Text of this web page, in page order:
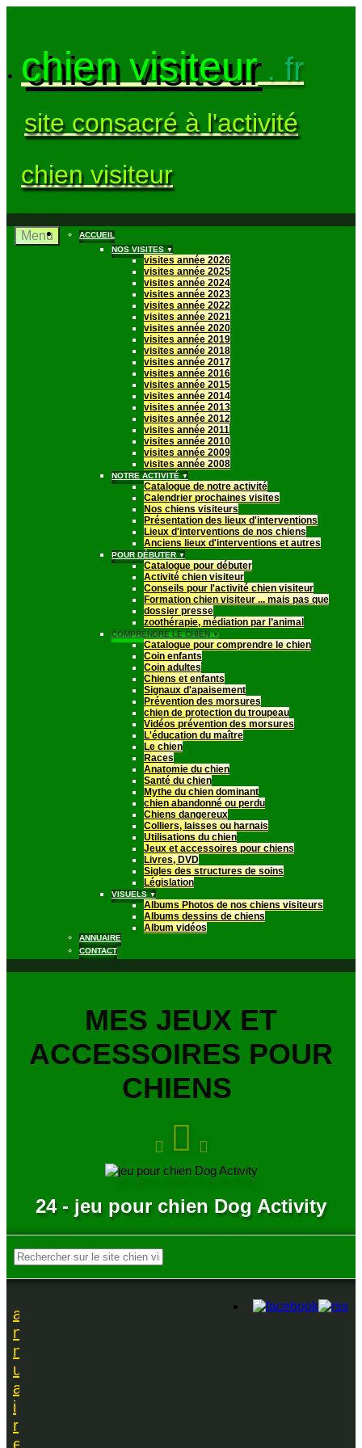
chien visiteur. fr
site consacré à l'activité
chien visiteur
Menu
ACCUEIL
NOS VISITES▼
visites année 2026
visites année 2025
visites année 2024
visites année 2023
visites année 2022
visites année 2021
visites année 2020
visites année 2019
visites année 2018
visites année 2017
visites année 2016
visites année 2015
visites année 2014
visites année 2013
visites année 2012
visites année 2011
visites année 2010
visites année 2009
visites année 2008
NOTRE ACTIVITÉ▼
Catalogue de notre activité
Calendrier prochaines visites
Nos chiens visiteurs
Présentation des lieux d'interventions
Lieux d'interventions de nos chiens
Anciens lieux d'interventions et autres
POUR DÉBUTER▼
Catalogue pour débuter
Activité chien visiteur
Conseils pour l'activité chien visiteur
Formation chien visiteur ... mais pas que
dossier presse
zoothérapie, médiation par l’animal
COMPRENDRE LE CHIEN▼
Catalogue pour comprendre le chien
Coin enfants
Coin adultes
Chiens et enfants
Signaux d'apaisement
Prévention des morsures
chien de protection du troupeau
Vidéos prévention des morsures
L'éducation du maître
Le chien
Races
Anatomie du chien
Santé du chien
Mythe du chien dominant
chien abandonné ou perdu
Chiens dangereux
Colliers, laisses ou harnais
Utilisations du chien
Jeux et accessoires pour chiens
Livres, DVD
Sigles des structures de soins
Législation
VISUELS▼
Albums Photos de nos chiens visiteurs
Albums dessins de chiens
Album vidéos
ANNUAIRE
CONTACT
MES JEUX ET
ACCESSOIRES POUR
CHIENS
24 - jeu pour chien Dog Activity
a
n
n
u
a
i
r
e